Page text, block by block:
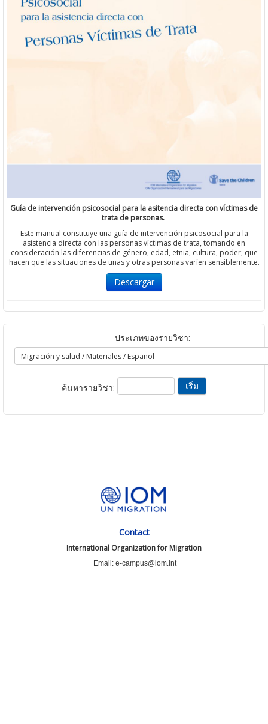
Guía de intervención psicosocial para la asitencia directa con víctimas de
trata de personas.
Este manual constituye una guía de intervención psicosocial para la
asistencia directa con las personas víctimas de trata, tomando en
consideración las diferencias de género, edad, etnia, cultura, poder; que
hacen que las situaciones de unas y otras personas varíen sensiblemente.
Descargar
ประเภทของรายวิชา:
ค้นหารายวิชา:
Contact
International Organization for Migration
Email: e-campus@iom.int